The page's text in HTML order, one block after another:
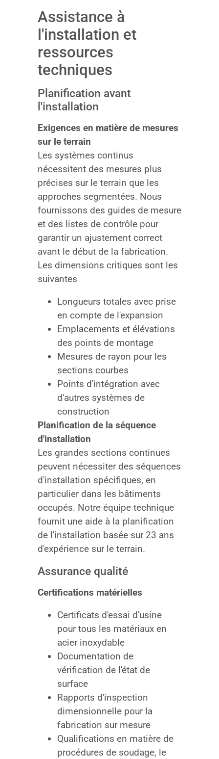
Assistance à
l'installation et
ressources
techniques
Planification avant
l'installation
Exigences en matière de mesures
sur le terrain
Les systèmes continus
nécessitent des mesures plus
précises sur le terrain que les
approches segmentées. Nous
fournissons des guides de mesure
et des listes de contrôle pour
garantir un ajustement correct
avant le début de la fabrication.
Les dimensions critiques sont les
suivantes
Longueurs totales avec prise
en compte de l'expansion
Emplacements et élévations
des points de montage
Mesures de rayon pour les
sections courbes
Points d'intégration avec
d'autres systèmes de
construction
Planification de la séquence
d'installation
Les grandes sections continues
peuvent nécessiter des séquences
d'installation spécifiques, en
particulier dans les bâtiments
occupés. Notre équipe technique
fournit une aide à la planification
de l'installation basée sur 23 ans
d'expérience sur le terrain.
Assurance qualité
Certifications matérielles
Certificats d'essai d'usine
pour tous les matériaux en
acier inoxydable
Documentation de
vérification de l'état de
surface
Rapports d'inspection
dimensionnelle pour la
fabrication sur mesure
Qualifications en matière de
procédures de soudage, le